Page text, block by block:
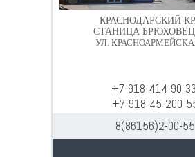
КРАСНОДАРСКИЙ
СТАНИЦА
УЛ.
+7-918-414-90-
+7-918-45-200-
8(86156)2-00-55